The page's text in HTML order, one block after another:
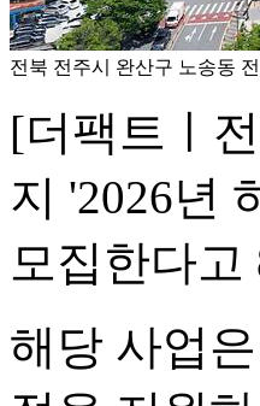
전북 전주시 완산구 노송동
[더팩트ㅣ
지 '2026년
모집한다고
해당 사업